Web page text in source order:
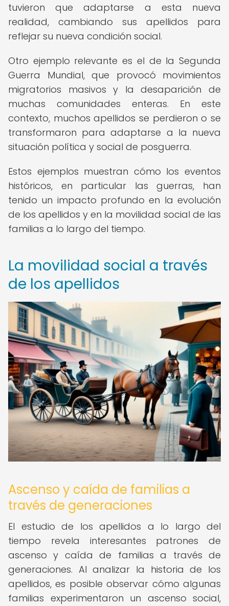
tuvieron que adaptarse a esta nueva
realidad, cambiando sus apellidos para
reflejar su nueva condición social.
Otro ejemplo relevante es el de la Segunda
Guerra Mundial, que provocó movimientos
migratorios masivos y la desaparición de
muchas comunidades enteras. En este
contexto, muchos apellidos se perdieron o se
transformaron para adaptarse a la nueva
situación política y social de posguerra.
Estos ejemplos muestran cómo los eventos
históricos, en particular las guerras, han
tenido un impacto profundo en la evolución
de los apellidos y en la movilidad social de las
familias a lo largo del tiempo.
La movilidad social a través
de los apellidos
Ascenso y caída de familias a
través de generaciones
El estudio de los apellidos a lo largo del
tiempo revela interesantes patrones de
ascenso y caída de familias a través de
generaciones. Al analizar la historia de los
apellidos, es posible observar cómo algunas
familias experimentaron un ascenso social,